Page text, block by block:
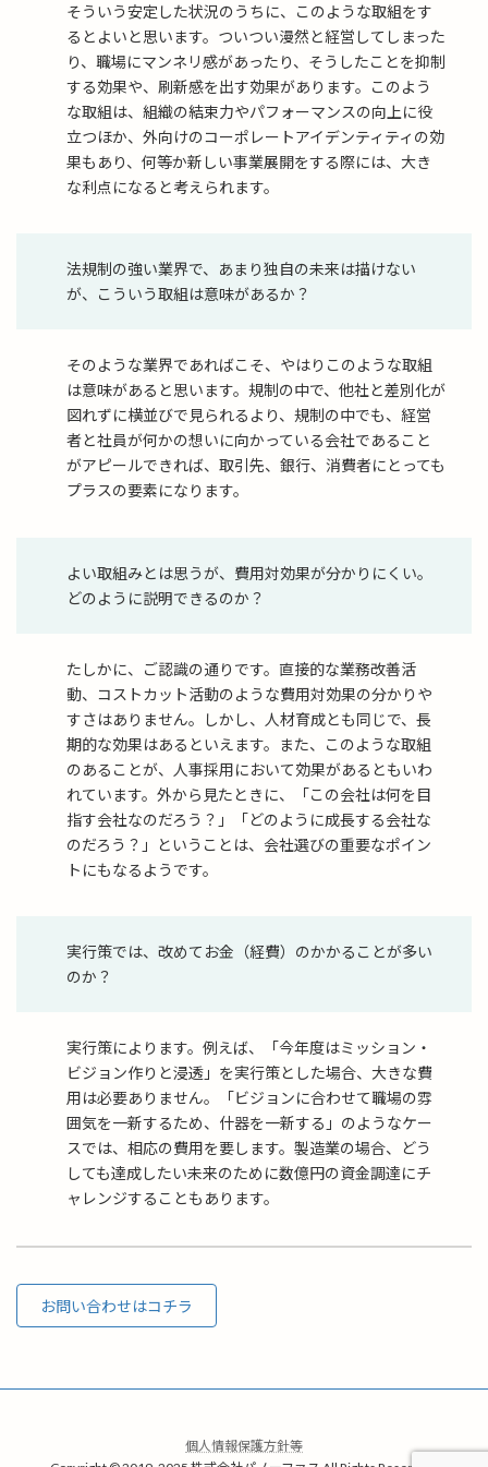
そういう安定した状況のうちに、このような取組をす
るとよいと思います。ついつい漫然と経営してしまった
り、職場にマンネリ感があったり、そうしたことを抑制
する効果や、刷新感を出す効果があります。このよう
な取組は、組織の結束力やパフォーマンスの向上に役
立つほか、外向けのコーポレートアイデンティティの効
果もあり、何等か新しい事業展開をする際には、大き
な利点になると考えられます。
法規制の強い業界で、あまり独自の未来は描けない
が、こういう取組は意味があるか？
そのような業界であればこそ、やはりこのような取組
は意味があると思います。規制の中で、他社と差別化が
図れずに横並びで見られるより、規制の中でも、経営
者と社員が何かの想いに向かっている会社であること
がアピールできれば、取引先、銀行、消費者にとっても
プラスの要素になります。
よい取組みとは思うが、費用対効果が分かりにくい。
どのように説明できるのか？
たしかに、ご認識の通りです。直接的な業務改善活
動、コストカット活動のような費用対効果の分かりや
すさはありません。しかし、人材育成とも同じで、長
期的な効果はあるといえます。また、このような取組
のあることが、人事採用において効果があるともいわ
れています。外から見たときに、「この会社は何を目
指す会社なのだろう？」「どのように成長する会社な
のだろう？」ということは、会社選びの重要なポイン
トにもなるようです。
実行策では、改めてお金（経費）のかかることが多い
のか？
実行策によります。例えば、「今年度はミッション・
ビジョン作りと浸透」を実行策とした場合、大きな費
用は必要ありません。「ビジョンに合わせて職場の雰
囲気を一新するため、什器を一新する」のようなケー
スでは、相応の費用を要します。製造業の場合、どう
しても達成したい未来のために数億円の資金調達にチ
ャレンジすることもあります。
お問い合わせはコチラ
個人情報保護方針等